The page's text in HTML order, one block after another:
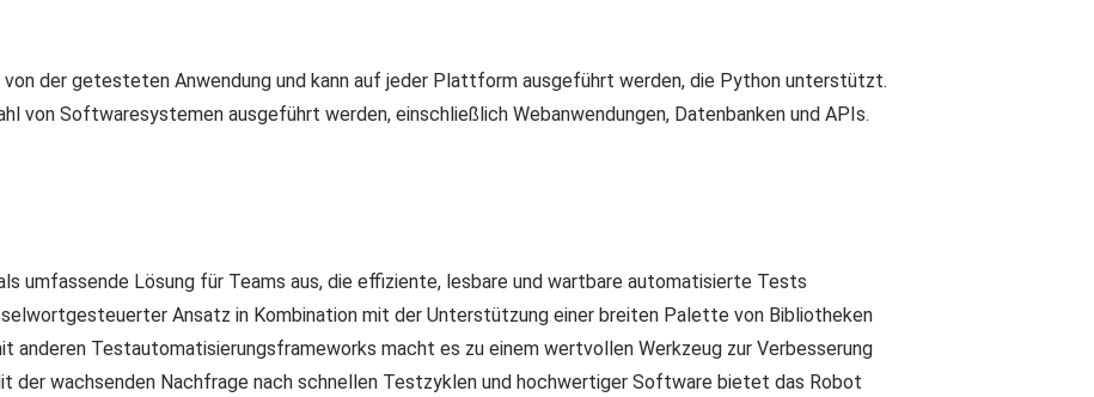
von der getesteten Anwendung und kann auf jeder Plattform ausgeführt werden, die Python unterstützt.
von Softwaresystemen ausgeführt werden, einschließlich Webanwendungen, Datenbanken und APIs.
umfassende Lösung für Teams aus, die effiziente, lesbare und wartbare automatisierte Tests
Ansatz in Kombination mit der Unterstützung einer breiten Palette von Bibliotheken
anderen Testautomatisierungsframeworks macht es zu einem wertvollen Werkzeug zur Verbesserung
der wachsenden Nachfrage nach schnellen Testzyklen und hochwertiger Software bietet das Robot